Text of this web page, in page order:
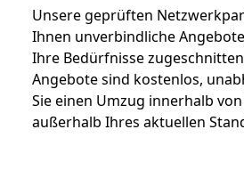
Unsere geprüften
Ihnen unverbindliche
Ihre Bedürfnisse
Angebote sind kostenlos,
Sie einen Umzug innerhalb
außerhalb Ihres aktuellen